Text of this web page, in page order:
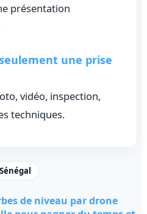
présentation
une prise
vidéo, inspection,
techniques.
de niveau par drone